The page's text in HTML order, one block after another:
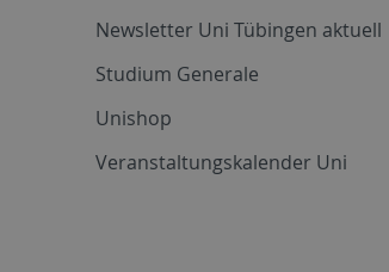
Newsletter Uni Tübingen aktuell
Studium Generale
Unishop
Veranstaltungskalender Uni